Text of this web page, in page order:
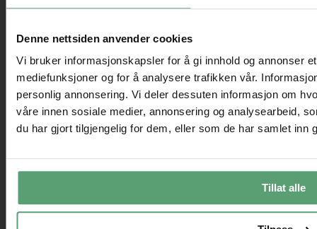
Denne nettsiden anvender cookies
Vi bruker informasjonskapsler for å gi innhold og annonser
mediefunksjoner og for å analysere trafikken vår.
personlig annonsering. Vi deler dessuten informasjon om
våre innen sosiale medier, annonsering og analysearbeid,
du har gjort tilgjengelig for dem, eller som de har samlet inn
Tillat alle
Drivhus og hagearbeid
Drivhus
Plantehyller
Plantekasser
Espalier og plantegitter
Hage dekorasjon
Griller
Inngangstak
Solstol og solseng